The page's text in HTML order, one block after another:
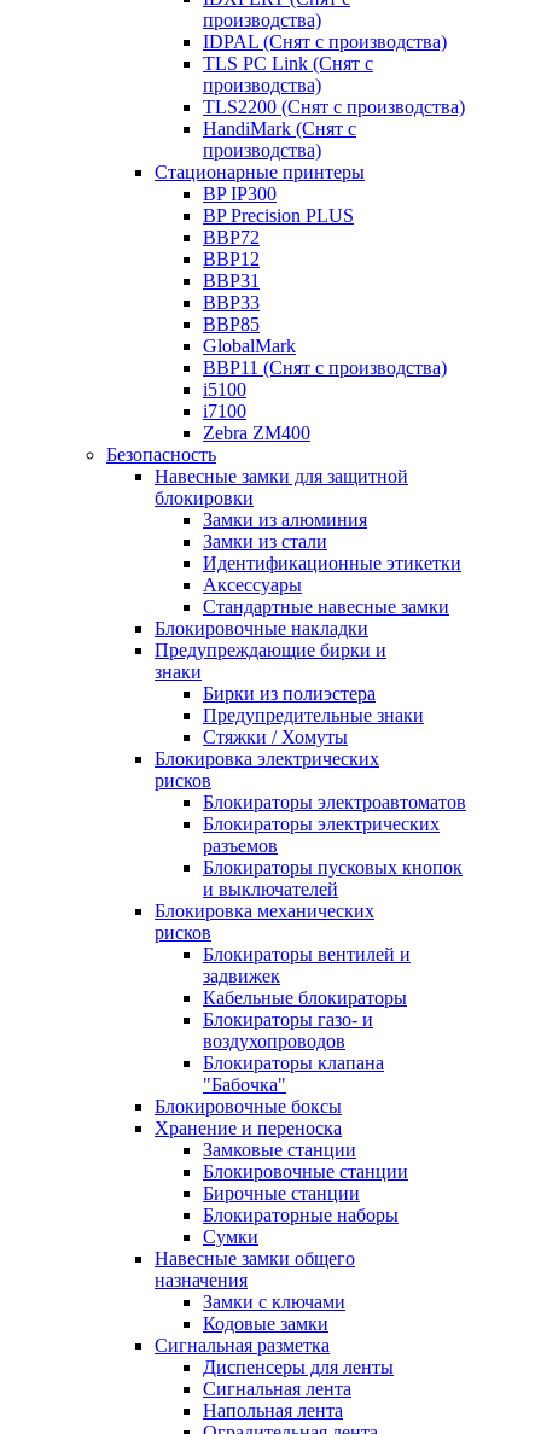
производства)
IDPAL (Снят с производства)
TLS PC Link (Снят с
производства)
TLS2200 (Снят с производства)
HandiMark (Снят с
производства)
Стационарные принтеры
BP IP300
BP Precision PLUS
BBP72
BBP12
BBP31
BBP33
BBP85
GlobalMark
BBP11 (Снят с производства)
i5100
i7100
Zebra ZM400
Безопасность
Навесные замки для защитной
блокировки
Замки из алюминия
Замки из стали
Идентификационные этикетки
Аксессуары
Стандартные навесные замки
Блокировочные накладки
Предупреждающие бирки и
знаки
Бирки из полиэстера
Предупредительные знаки
Стяжки / Хомуты
Блокировка электрических
рисков
Блокираторы электроавтоматов
Блокираторы электрических
разъемов
Блокираторы пусковых кнопок
и выключателей
Блокировка механических
рисков
Блокираторы вентилей и
задвижек
Кабельные блокираторы
Блокираторы газо- и
воздухопроводов
Блокираторы клапана
"Бабочка"
Блокировочные боксы
Хранение и переноска
Замковые станции
Блокировочные станции
Бирочные станции
Блокираторные наборы
Сумки
Навесные замки общего
назначения
Замки с ключами
Кодовые замки
Сигнальная разметка
Диспенсеры для ленты
Сигнальная лента
Напольная лента